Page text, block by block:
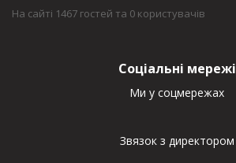
На сайті 1467 гостей та 0 користувачів
Соціальні мережі
Ми у соцмережах
Звязок з директором